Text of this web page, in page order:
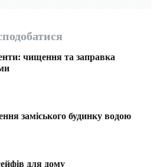
чищення та заправка
заміського будинку водою
для дому